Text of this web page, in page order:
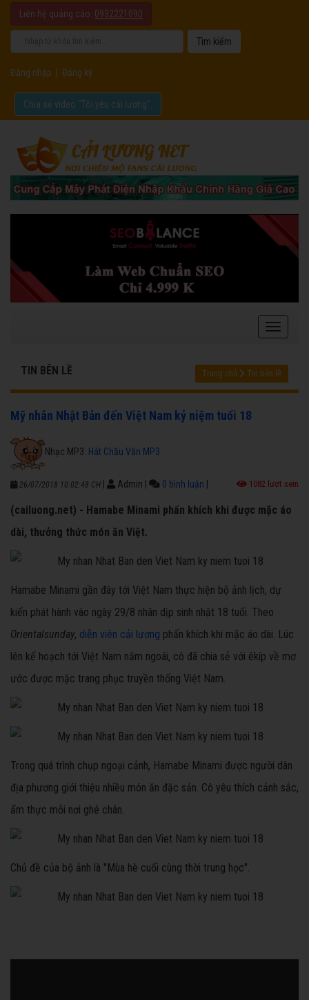
Liên hệ quảng cáo: 0932221090
Đăng nhập Đăng ký
Chia sẻ video "Tôi yêu cải lương".
TIN BÊN LỀ Trang chủ Tin bên lề
Mỹ nhân Nhật Bản đến Việt Nam kỷ niệm tuổi 18
Nhạc MP3: Hát Chầu Văn MP3
26/07/2018 10:02:48 CH Admin 0 bình luận 1082 lượt xem
(cailuong.net) - Hamabe Minami phấn khích khi được mặc áo
dài, thưởng thức món ăn Việt.
Hamabe Minami gần đây tới Việt Nam thực hiện bộ ảnh lịch, dự
kiến phát hành vào ngày 29/8 nhân dịp sinh nhật 18 tuổi. Theo
Orientalsunday, diễn viên cải lương phấn khích khi mặc áo dài. Lúc
lên kế hoạch tới Việt Nam năm ngoái, cô đã chia sẻ với êkíp về mơ
ước được mặc trang phục truyền thống Việt Nam.
Trong quá trình chụp ngoại cảnh, Hamabe Minami được người dân
địa phương giới thiệu nhiều món ăn đặc sản. Cô yêu thích cảnh sắc,
ẩm thực mỗi nơi ghé chân.
Chủ đề của bộ ảnh là "Mùa hè cuối cùng thời trung học".